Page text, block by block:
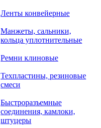
Ленты конвейерные
Манжеты, сальники,
кольца уплотнительные
Ремни клиновые
Техпластины, резиновые
смеси
Быстроразъемные
соединения, камлоки,
штуцеры